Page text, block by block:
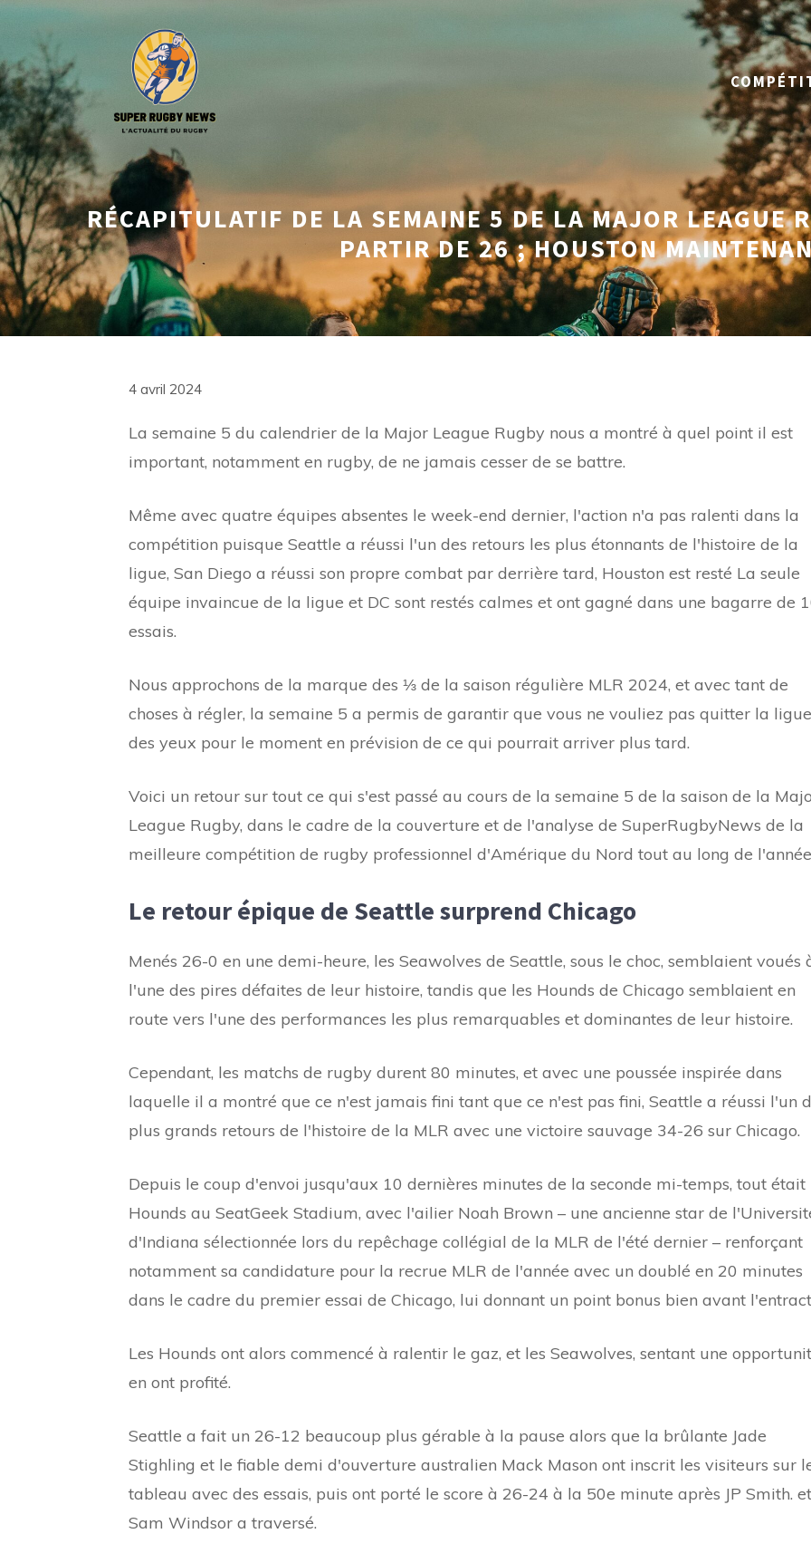
Aller
contenu
RÉCAPITULATIF DE LA SEMAINE 5 DE LA MAJOR LEAGUE
PARTIR DE 26 ; HOUSTON
4 avril 2024
La semaine 5 du calendrier de la Major League Rugby nous a montré à quel point il est
important, notamment en rugby, de ne jamais cesser de se battre.
Même avec quatre équipes absentes le week-end dernier, l'action n'a pas ralenti dans la
compétition puisque Seattle a réussi l'un des retours les plus étonnants de l'histoire de la
ligue, San Diego a réussi son propre combat par derrière tard, Houston est resté La seule
équipe invaincue de la ligue et DC sont restés calmes et ont gagné dans une bagarre de
essais.
Nous approchons de la marque des ⅓ de la saison régulière MLR 2024, et avec tant de
choses à régler, la semaine 5 a permis de garantir que vous ne vouliez pas quitter la ligue
des yeux pour le moment en prévision de ce qui pourrait arriver plus tard.
Voici un retour sur tout ce qui s'est passé au cours de la semaine 5 de la saison de la
League Rugby, dans le cadre de la couverture et de l'analyse de SuperRugbyNews de la
meilleure compétition de rugby professionnel d'Amérique du Nord tout au long de
Le retour épique de Seattle surprend Chicago
Menés 26-0 en une demi-heure, les Seawolves de Seattle, sous le choc, semblaient voués
l'une des pires défaites de leur histoire, tandis que les Hounds de Chicago semblaient en
route vers l'une des performances les plus remarquables et dominantes de leur histoire.
Cependant, les matchs de rugby durent 80 minutes, et avec une poussée inspirée dans
laquelle il a montré que ce n'est jamais fini tant que ce n'est pas fini, Seattle a réussi l'un
plus grands retours de l'histoire de la MLR avec une victoire sauvage 34-26 sur Chicago.
Depuis le coup d'envoi jusqu'aux 10 dernières minutes de la seconde mi-temps, tout était
Hounds au SeatGeek Stadium, avec l'ailier Noah Brown – une ancienne star de
d'Indiana sélectionnée lors du repêchage collégial de la MLR de l'été dernier – renforçant
notamment sa candidature pour la recrue MLR de l'année avec un doublé en 20 minutes
dans le cadre du premier essai de Chicago, lui donnant un point bonus bien avant
Les Hounds ont alors commencé à ralentir le gaz, et les Seawolves, sentant une
en ont profité.
Seattle a fait un 26-12 beaucoup plus gérable à la pause alors que la brûlante Jade
Stighling et le fiable demi d'ouverture australien Mack Mason ont inscrit les visiteurs sur
tableau avec des essais, puis ont porté le score à 26-24 à la 50e minute après JP Smith. et
Sam Windsor a traversé.